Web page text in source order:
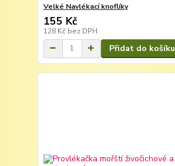
Velké Navlékací knoflíky
155 Kč
128 Kč bez DPH
Přidat do košíku